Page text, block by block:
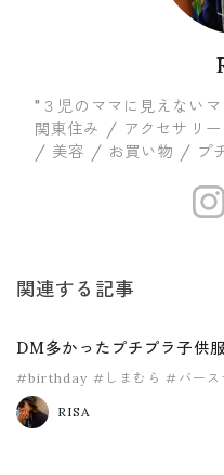
"３児のママに見えない
関東住み / アクセサリ
/ 美容 / お買い物 / プ
関連する記事
DM多かったプチプラ子供
#birthday #しまむら #バース
#子供服
RISA